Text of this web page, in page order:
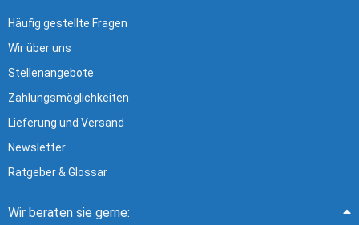
Häufig gestellte Fragen
Wir über uns
Stellenangebote
Zahlungsmöglichkeiten
Lieferung und Versand
Newsletter
Ratgeber & Glossar
Wir beraten sie gerne: